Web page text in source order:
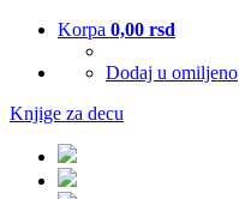
Korpa 0,00 rsd
Dodaj u omiljeno
Knjige za decu